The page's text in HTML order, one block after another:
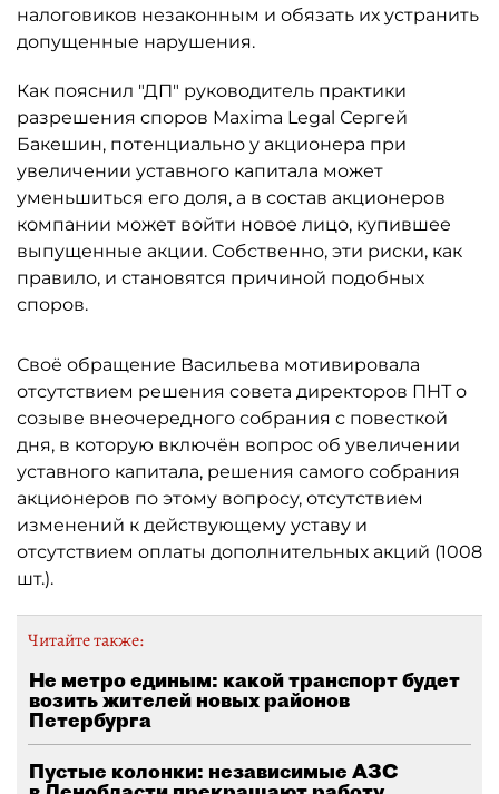
налоговиков незаконным и обязать их устранить
допущенные нарушения.
Как пояснил "ДП" руководитель практики
разрешения споров Maxima Legal Сергей
Бакешин, потенциально у акционера при
увеличении уставного капитала может
уменьшиться его доля, а в состав акционеров
компании может войти новое лицо, купившее
выпущенные акции. Собственно, эти риски, как
правило, и становятся причиной подобных
споров.
Своё обращение Васильева мотивировала
отсутствием решения совета директоров ПНТ о
созыве внеочередного собрания с повесткой
дня, в которую включён вопрос об увеличении
уставного капитала, решения самого собрания
акционеров по этому вопросу, отсутствием
изменений к действующему уставу и
отсутствием оплаты дополнительных акций (1008
шт.).
Читайте также:
Не метро единым: какой транспорт будет
возить жителей новых районов
Петербурга
Пустые колонки: независимые АЗС